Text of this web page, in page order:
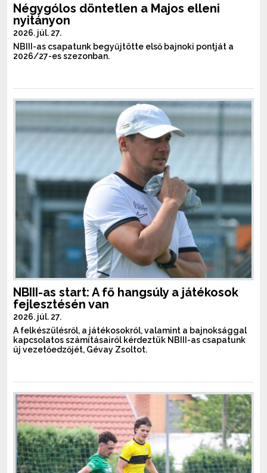
Négygólos döntetlen a Majos elleni
nyitányon
2026. júl. 27.
NBIII-as csapatunk begyűjtötte első bajnoki pontját a
2026/27-es szezonban.
NBIII-as start: A fő hangsúly a játékosok
fejlesztésén van
2026. júl. 27.
A felkészülésről, a játékosokról, valamint a bajnoksággal
kapcsolatos számításairól kérdeztük NBIII-as csapatunk
új vezetőedzőjét, Gévay Zsoltot.